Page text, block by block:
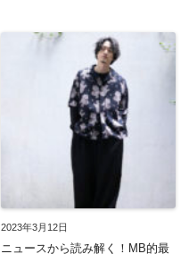
2023年3月12日
ニュースから読み解く！MB的最